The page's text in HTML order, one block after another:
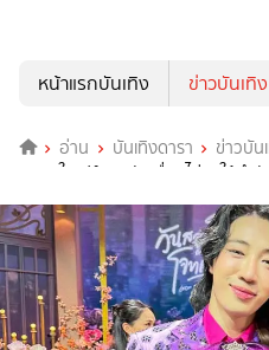
หน้าแรกบันเทิง
ข่าวบันเทิง
อ่าน บันเทิงดารา ข่าวบัน
งอน “ใบเฟิร์น” กลัวเพื่อนไม่มาให้กำลั